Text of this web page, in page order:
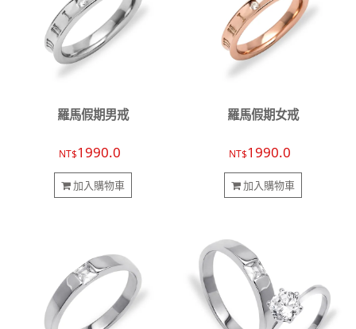
羅馬假期男戒
NT$1990.0
加入購物車
羅馬假期女戒
NT$1990.0
加入購物車